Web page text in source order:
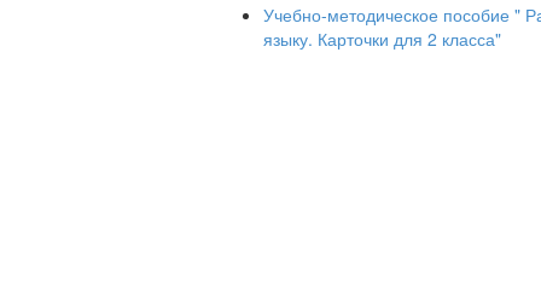
5-мĕш
Учебно-методическое пособие "
языку. Карточки для 2 класса"